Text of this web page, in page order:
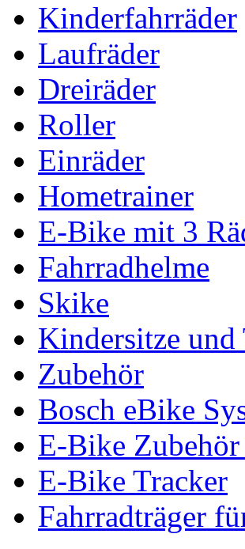
Kinderfahrräder
Laufräder
Dreiräder
Roller
Einräder
Hometrainer
E-Bike mit 3
Fahrradhelme
Skike
Kindersitze und
Zubehör
Bosch eBike
E-Bike
E-Bike Tracker
Fahrradträger